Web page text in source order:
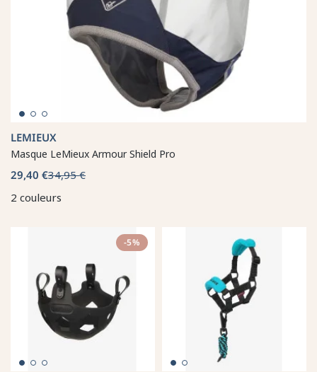
LEMIEUX
Masque LeMieux Armour Shield Pro
29,40 €34,95 €
2 couleurs
-5%